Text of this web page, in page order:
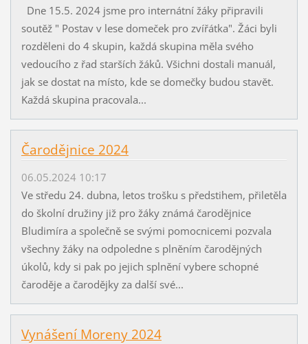
Dne 15.5. 2024 jsme pro internátní žáky připravili
soutěž " Postav v lese domeček pro zvířátka". Žáci byli
rozděleni do 4 skupin, každá skupina měla svého
vedoucího z řad starších žáků. Všichni dostali manuál,
jak se dostat na místo, kde se domečky budou stavět.
Každá skupina pracovala...
Čarodějnice 2024
06.05.2024 10:17
Ve středu 24. dubna, letos trošku s předstihem, přiletěla
do školní družiny již pro žáky známá čarodějnice
Bludimíra a společně se svými pomocnicemi pozvala
všechny žáky na odpoledne s plněním čarodějných
úkolů, kdy si pak po jejich splnění vybere schopné
čaroděje a čarodějky za další své...
Vynášení Moreny 2024